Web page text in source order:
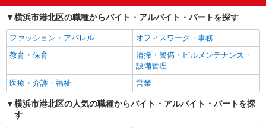
履歴書不要
未経験歓迎
大学生歓迎
主婦・主夫歓迎
フリーター歓迎
ミドル（40代～）活躍中
シニア（60代～）活躍中
週2～3日勤務OK
短時間勤務（1日4h以内）OK
深夜
扶養内勤務OK
交通費支給
横浜市港北区の職種からバイト・アルバイト・パートを探す
ファッション・アパレル
オフィスワーク・事務
教育・保育
清掃・警備・ビルメンテナンス・
設備管理
医療・介護・福祉
営業
横浜市港北区の人気の職種からバイト・アルバイト・パートを探
す